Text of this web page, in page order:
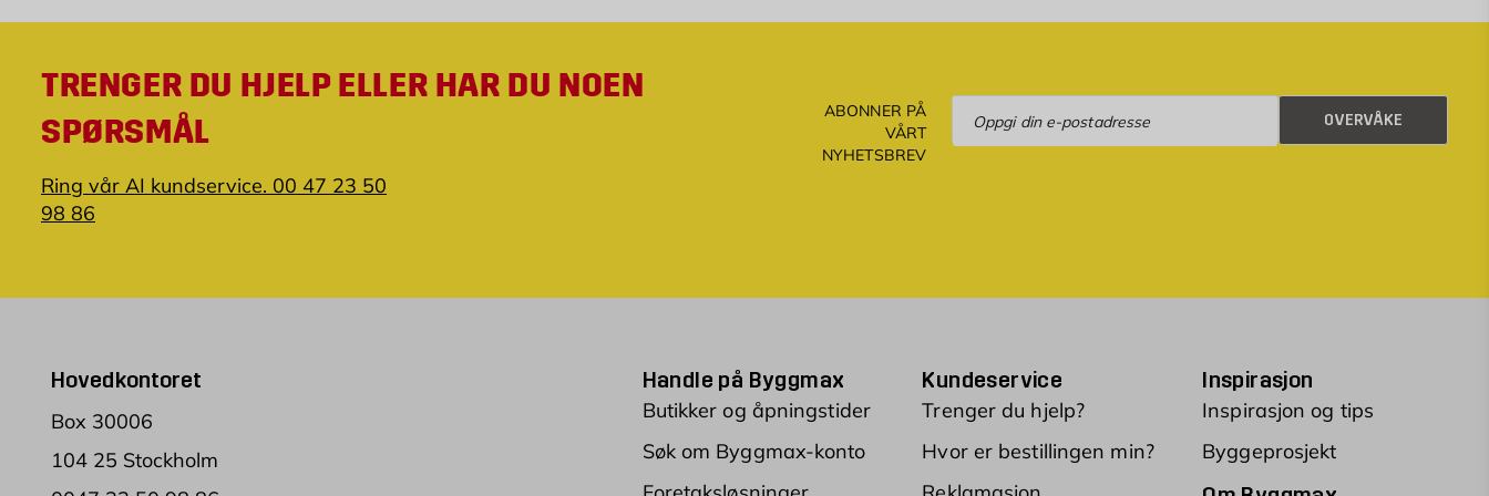
TRENGER DU HJELP ELLER HAR DU NOEN
SPØRSMÅL
Ring vår AI kundservice. 00 47 23 50
98 86
ABONNER PÅ
VÅRT
NYHETSBREV
OVERVÅKE
Hovedkontoret
Box 30006
104 25 Stockholm
Handle på Byggmax
Butikker og åpningstider
Søk om Byggmax-konto
Kundeservice
Trenger du hjelp?
Hvor er bestillingen min?
Inspirasjon
Inspirasjon og tips
Byggeprosjekt